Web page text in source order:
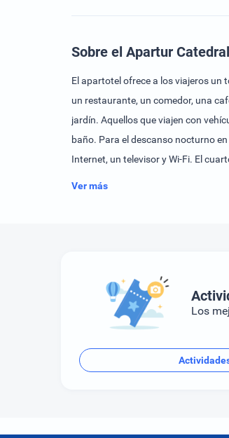
Sobre el Apartur Catedral
El apartotel ofrece a los viajeros un
un restaurante, un comedor, una
jardín. Aquellos que viajen con
baño. Para el descanso nocturno
Internet, un televisor y Wi-Fi. El
Ver más
Los